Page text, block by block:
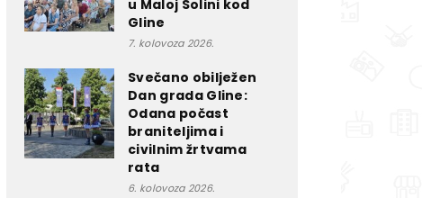
u Maloj Solini kod
Gline
7. kolovoza 2026.
Svečano obilježen
Dan grada Gline:
Odana počast
braniteljima i
civilnim žrtvama
rata
6. kolovoza 2026.